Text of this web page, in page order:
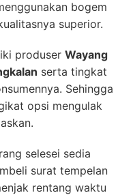
bogem
superior.
produser Wayang
serta tingkat
Sehingga
opsi mengulak
selesei sedia
surat tempelan
rentang waktu